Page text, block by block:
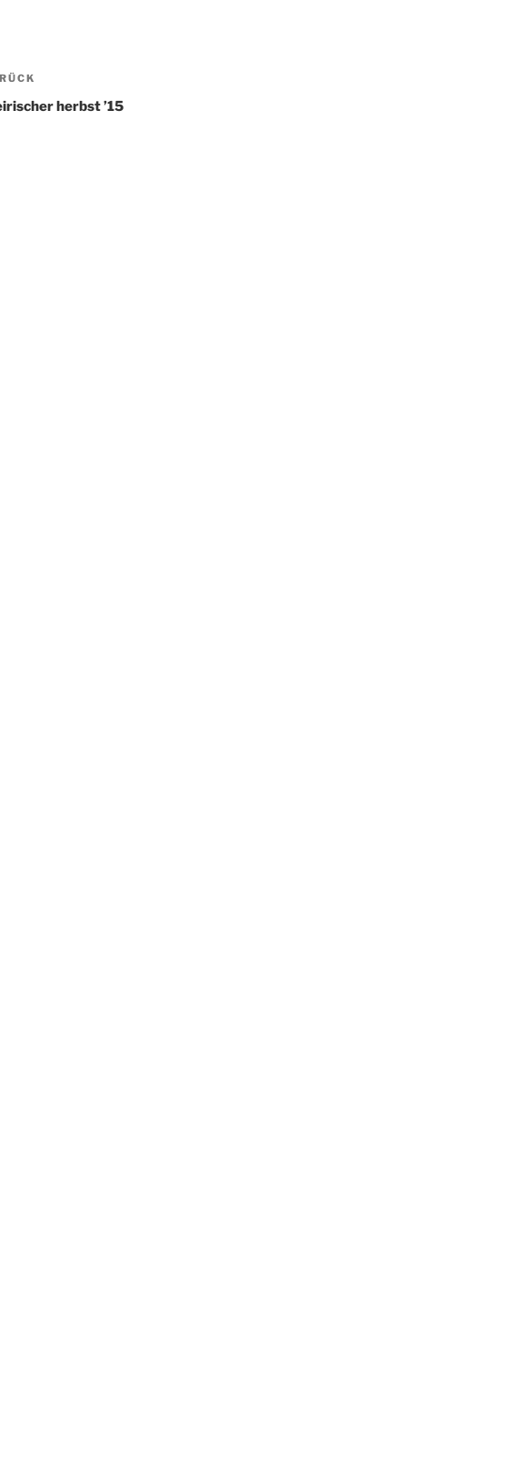
herbst ’15